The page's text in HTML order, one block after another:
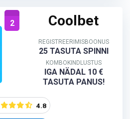
2 Coolbet
REGISTREERIMISBOONUS
25 TASUTA SPINNI
KOMBOKINDLUSTUS
IGA NÄDAL 10 €
TASUTA PANUS!
4.8